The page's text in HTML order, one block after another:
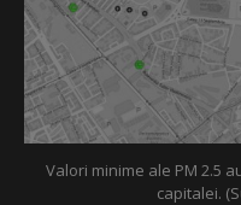
Valori minime ale PM 2.5
capitalei.